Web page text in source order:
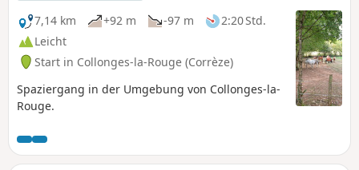
7,14 km
+92 m -97 m
2:20 Std.
Leicht
Start in Collonges-la-Rouge (Corrèze)
Spaziergang in der Umgebung von Collonges-la-
Rouge.